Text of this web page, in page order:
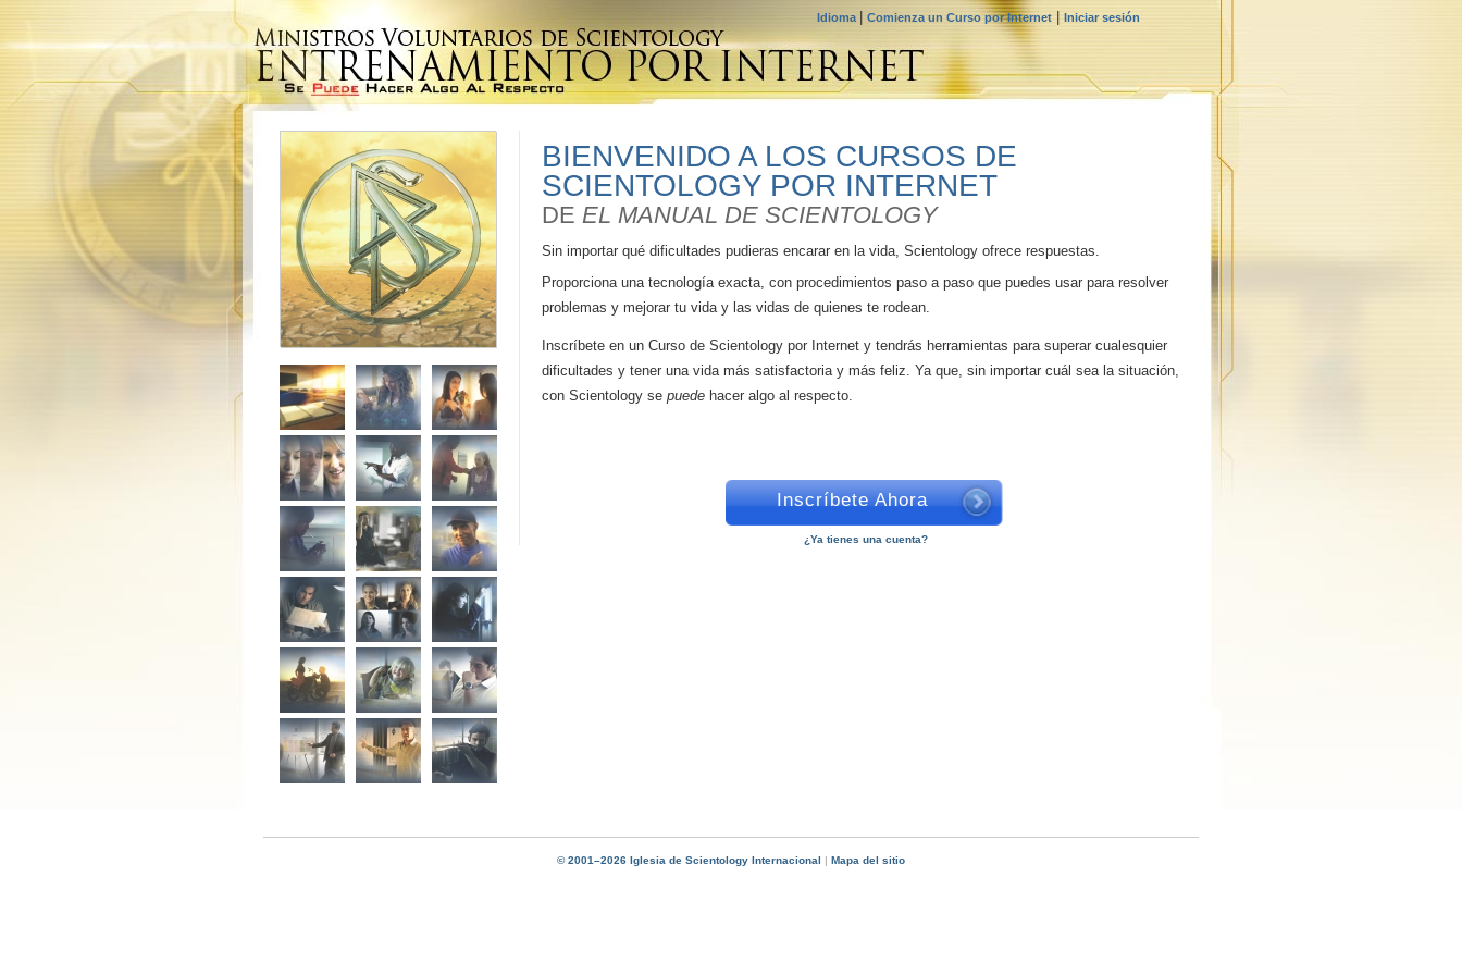
Idioma Comienza un Curso por Internet Iniciar sesión
BIENVENIDO A LOS CURSOS DE
SCIENTOLOGY POR INTERNET
DE EL MANUAL DE SCIENTOLOGY
Sin importar qué dificultades pudieras encarar en la vida, Scientology ofrece respuestas.
Proporciona una tecnología exacta, con procedimientos paso a paso que puedes usar para resolver
problemas y mejorar tu vida y las vidas de quienes te rodean.
Inscríbete en un Curso de Scientology por Internet y tendrás herramientas para superar cualesquier
dificultades y tener una vida más satisfactoria y más feliz. Ya que, sin importar cuál sea la situación,
con Scientology se puede hacer algo al respecto.
Inscríbete Ahora
¿Ya tienes una cuenta?
© 2001–2026 Iglesia de Scientology Internacional | Mapa del sitio